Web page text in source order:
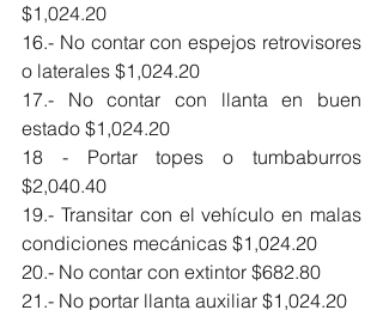
$1,024.20
16.- No contar con espejos retrovisores
o laterales $1,024.20
17.- No contar con llanta en buen
estado $1,024.20
18 - Portar topes o tumbaburros
$2,040.40
19.- Transitar con el vehículo en malas
condiciones mecánicas $1,024.20
20.- No contar con extintor $682.80
21.- No portar llanta auxiliar $1,024.20